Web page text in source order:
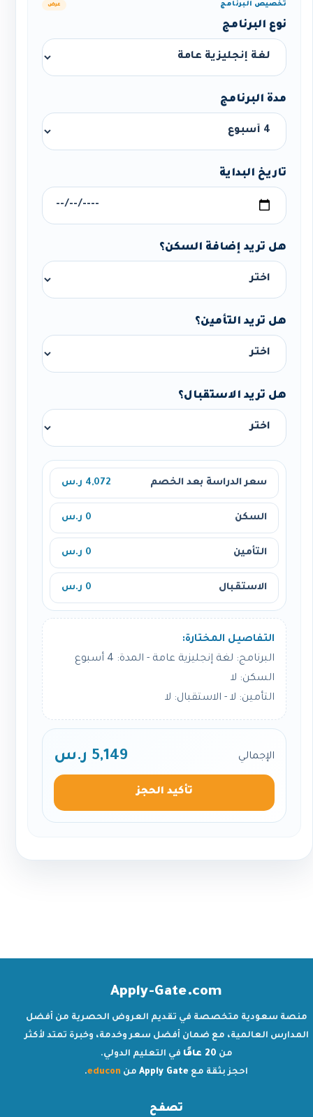
تخصيص البرنامج عرض
نوع البرنامج
مدة البرنامج
تاريخ البداية
هل تريد إضافة السكن؟
هل تريد التأمين؟
هل تريد الاستقبال؟
سعر الدراسة بعد الخصم 4,072 ر.س
السكن 0 ر.س
التأمين 0 ر.س
الاستقبال 0 ر.س
التفاصيل المختارة:
البرنامج: لغة إنجليزية عامة - المدة: 4 أسبوع
السكن: لا
التأمين: لا - الاستقبال: لا
الإجمالي 5,149 ر.س
تأكيد الحجز
Apply-Gate.com
منصة سعودية متخصصة في تقديم العروض الحصرية من أفضل
المدارس العالمية، مع ضمان أفضل سعر وخدمة، وخبرة تمتد لأكثر
من 20 عامًا
في التعليم الدولي.
احجز بثقة مع Apply Gate من educon
.
تصفح